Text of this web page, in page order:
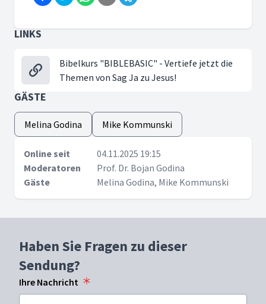
LINKS
Bibelkurs "BIBLEBASIC" - Vertiefe jetzt die
Themen von Sag Ja zu Jesus!
GÄSTE
Melina Godina Mike Kommunski
Online seit
04.11.2025 19:15
Moderatoren
Prof. Dr. Bojan Godina
Gäste
Melina Godina, Mike Kommunski
Haben Sie Fragen zu dieser
Sendung?
Ihre Nachricht